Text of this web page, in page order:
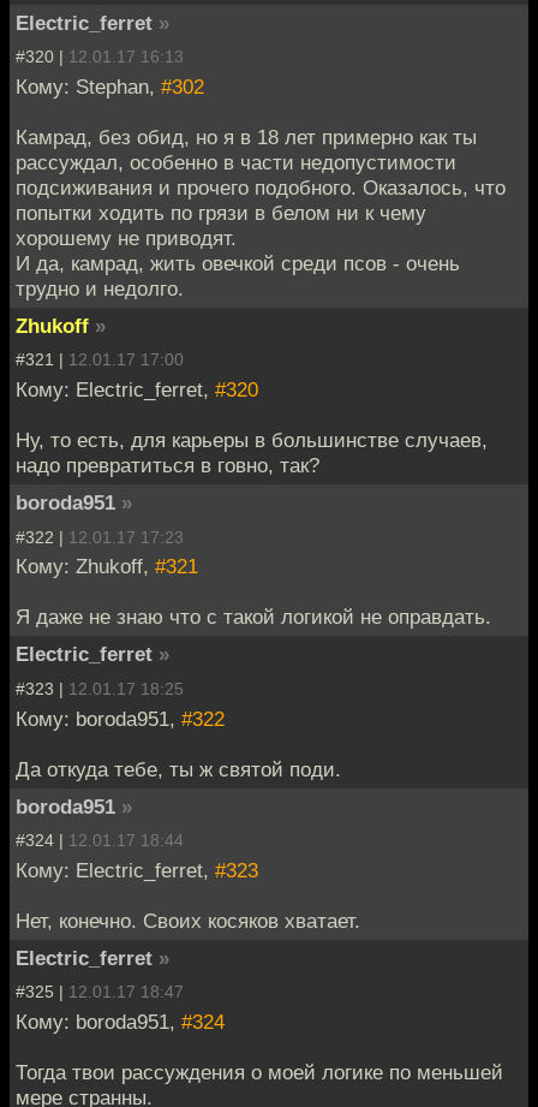
Electric_ferret »
#320 | 12.01.17 16:13
Кому: Stephan, #302
Камрад, без обид, но я в 18 лет примерно как ты
рассуждал, особенно в части недопустимости
подсиживания и прочего подобного. Оказалось, что
попытки ходить по грязи в белом ни к чему
хорошему не приводят.
И да, камрад, жить овечкой среди псов - очень
трудно и недолго.
Zhukoff »
#321 | 12.01.17 17:00
Кому: Electric_ferret, #320
Ну, то есть, для карьеры в большинстве случаев,
надо превратиться в говно, так?
boroda951 »
#322 | 12.01.17 17:23
Кому: Zhukoff, #321
Я даже не знаю что с такой логикой не оправдать.
Electric_ferret »
#323 | 12.01.17 18:25
Кому: boroda951, #322
Да откуда тебе, ты ж святой поди.
boroda951 »
#324 | 12.01.17 18:44
Кому: Electric_ferret, #323
Нет, конечно. Своих косяков хватает.
Electric_ferret »
#325 | 12.01.17 18:47
Кому: boroda951, #324
Тогда твои рассуждения о моей логике по меньшей
мере странны.